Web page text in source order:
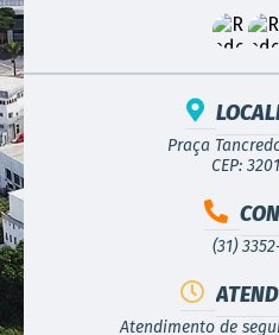
Praça
CEP:
(31)
Atendimento de